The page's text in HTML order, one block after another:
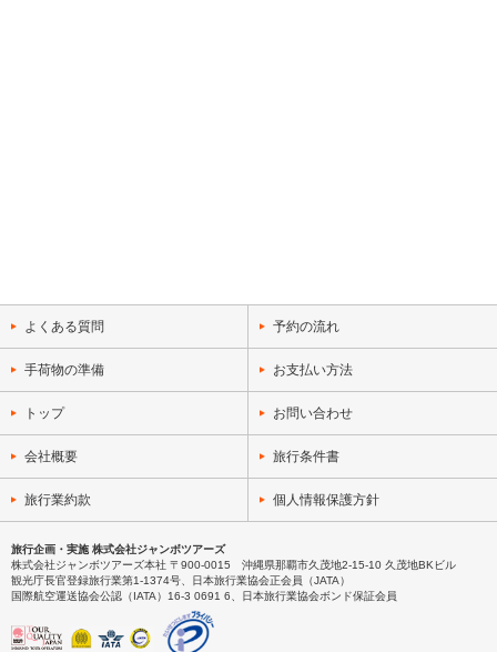
よくある質問 予約の流れ
手荷物の準備 お支払い方法
トップ お問い合わせ
会社概要 旅行条件書
旅行業約款 個人情報保護方針
旅行企画・実施 株式会社ジャンボツアーズ
株式会社ジャンボツアーズ本社 〒900-0015 沖縄県那覇市久茂地2-15-10 久茂地BKビル
観光庁長官登録旅行業第1-1374号、日本旅行業協会正会員（JATA）
国際航空運送協会公認（IATA）16-3 0691 6、日本旅行業協会ボンド保証会員